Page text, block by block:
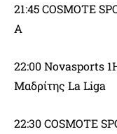
21:45 COSMOTE
A
22:00 Novasports
Μαδρίτης La Liga
22:30 COSMOTE